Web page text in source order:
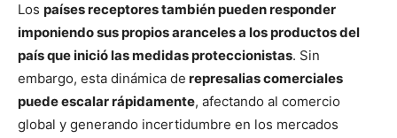
Los países receptores también pueden responder
imponiendo sus propios aranceles a los productos del
país que inició las medidas proteccionistas. Sin
embargo, esta dinámica de represalias comerciales
puede escalar rápidamente, afectando al comercio
global y generando incertidumbre en los mercados